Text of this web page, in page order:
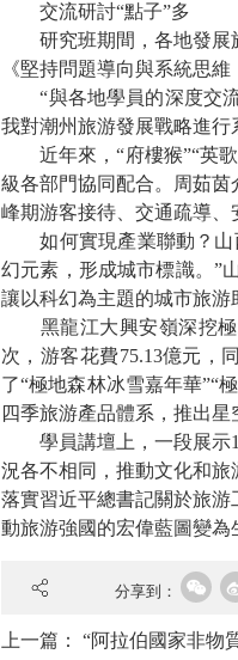
交流研討“點子”多
研究班期間，各地發展
《堅持問題導向與系統思
“與各地學員的深度交
我對潮州旅游發展戰略進行
近年來，“府樓猴”“英
級各部門協同配合。周茹
峰期游客接待、交通疏導、
如何實現產業聯動？
幻元素，形成城市標識。”
讓以科幻為主題的城市旅游
黑龍江大興安嶺深挖
次，游客花費75.13億元，
了“極地森林冰雪嘉年華”“
四季旅游產品體系，推出星
學員講壇上，一段展
況各不相同，推動文化和
落實習近平總書記關於旅
動旅游強國的宏偉藍圖變為
分享到：
上一篇： “阿拉伯國家非物